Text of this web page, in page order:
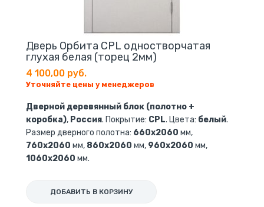
Дверь Орбита CPL одностворчатая
глухая белая (торец 2мм)
4 100,00 руб.
Уточняйте цены у менеджеров
Дверной деревянный блок (полотно +
коробка), Россия. Покрытие: CPL. Цвета: белый.
Размер дверного полотна: 660х2060 мм,
760х2060 мм, 860х2060 мм, 960х2060 мм,
1060х2060 мм.
ДОБАВИТЬ В КОРЗИНУ